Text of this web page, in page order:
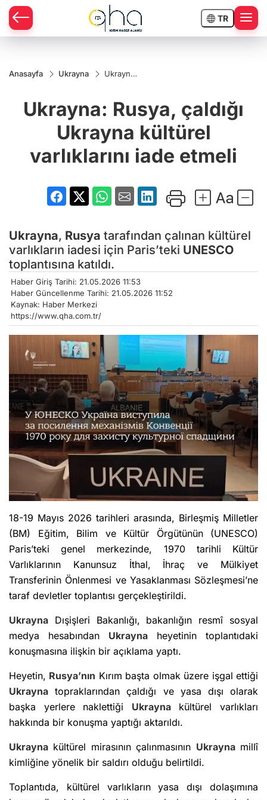
TR
Anasayfa Ukrayna
Ukrayna:
Ukrayna
kültürel
iade
etmeli
Ukrayna: Rusya, çaldığı
Ukrayna kültürel
varlıklarını iade etmeli
Ukrayna, Rusya tarafından çalınan kültürel
varlıkların iadesi için Paris’teki UNESCO
toplantısına katıldı.
Haber Giriş Tarihi: 21.05.2026 11:53
Haber Güncellenme Tarihi: 21.05.2026 11:52
Kaynak: Haber Merkezi
https://www.qha.com.tr/
18-19 Mayıs 2026 tarihleri arasında, Birleşmiş Milletler
(BM) Eğitim, Bilim ve Kültür Örgütünün (UNESCO)
Paris’teki genel merkezinde, 1970 tarihli Kültür
Varlıklarının Kanunsuz İthal, İhraç ve Mülkiyet
Transferinin Önlenmesi ve Yasaklanması Sözleşmesi’ne
taraf devletler toplantısı gerçekleştirildi.
Ukrayna Dışişleri Bakanlığı, bakanlığın resmî sosyal
medya hesabından Ukrayna heyetinin toplantıdaki
konuşmasına ilişkin bir açıklama yaptı.
Heyetin, Rusya’nın Kırım başta olmak üzere işgal ettiği
Ukrayna topraklarından çaldığı ve yasa dışı olarak
başka yerlere naklettiği Ukraynakültürel varlıkları
hakkında bir konuşma yaptığı aktarıldı.
Ukrayna kültürel mirasının çalınmasının Ukraynamillî
kimliğine yönelik bir saldırı olduğu belirtildi.
Toplantıda, kültürel varlıkların yasa dışı dolaşımına